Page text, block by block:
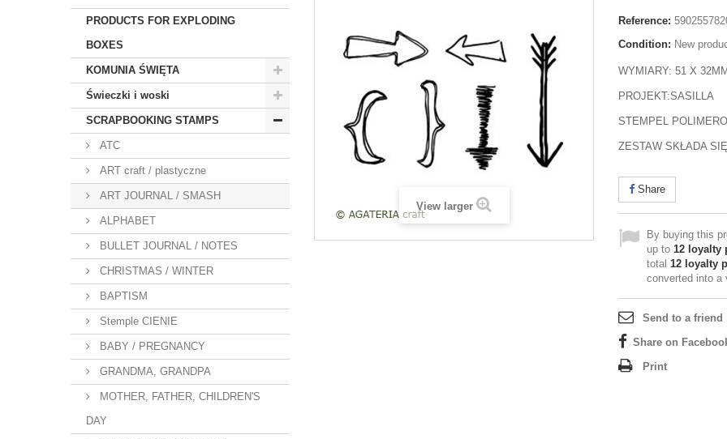
PRODUCTS FOR EXPLODING
BOXES
KOMUNIA ŚWIĘTA
Świeczki i woski
SCRAPBOOKING STAMPS
ATC
ART craft / plastyczne
ART JOURNAL / SMASH
ALPHABET
BULLET JOURNAL / NOTES
CHRISTMAS / WINTER
BAPTISM
Stemple CIENIE
BABY / PREGNANCY
GRANDMA, GRANDPA
MOTHER, FATHER, CHILDREN'S
DAY
View larger
Reference:
Condition: New
WYMIARY: 51 X
PROJEKT:SASILLA
STEMPEL
ZESTAW SKŁADA
Share
By buying this
up to 12 loyalty
total 12 loyalty
converted into
Send to a friend
Share on
Print